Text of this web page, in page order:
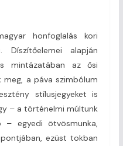
honfoglalás kori
Díszítőelemei alapján
mintázatában az ősi
a páva szimbólum
stílusjegyeket is
– a történelmi múltunk
– egyedi ötvösmunka,
ezüst tokban